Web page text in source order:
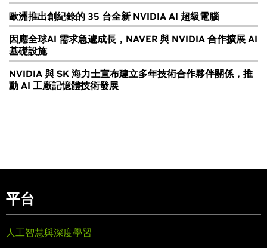
歐洲推出創紀錄的 35 台全新 NVIDIA AI 超級電腦
因應全球AI 需求急遽成長，NAVER 與 NVIDIA 合作擴展 AI
基礎設施
NVIDIA 與 SK 海力士宣布建立多年技術合作夥伴關係，推
動 AI 工廠記憶體技術發展
平台
人工智慧與深度學習